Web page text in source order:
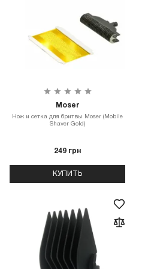
Moser
Нож и сетка для бритвы Moser (Mobile
Shaver Gold)
249 грн
КУПИТЬ